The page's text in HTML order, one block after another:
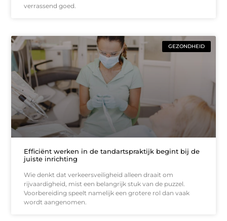
verrassend goed.
GEZONDHEID
Efficiënt werken in de tandartspraktijk begint bij de
juiste inrichting
Wie denkt dat verkeersveiligheid alleen draait om
rijvaardigheid, mist een belangrijk stuk van de puzzel.
Voorbereiding speelt namelijk een grotere rol dan vaak
wordt aangenomen.